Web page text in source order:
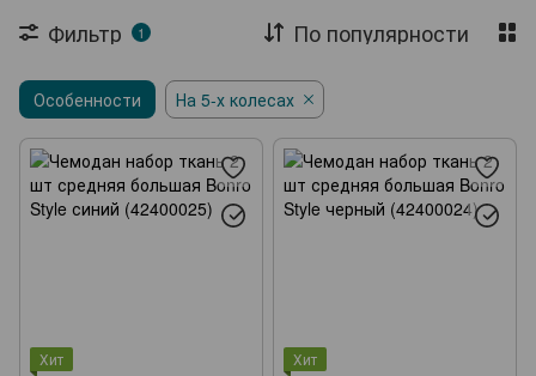
Фильтр 1 По популярности
Особенности На 5-х колесах
Хит
Хит